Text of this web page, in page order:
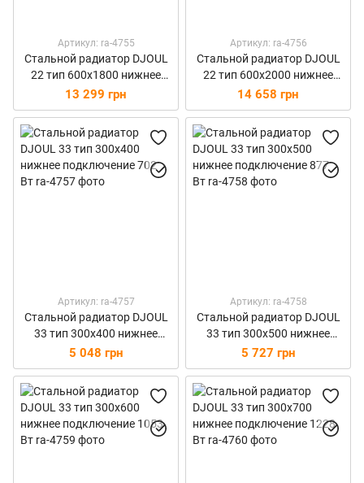
Артикул: ra-4755
Стальной радиатор DJOUL
22 тип 600х1800 нижнее
подключение 3974 Вт
13 299 грн
Артикул: ra-4756
Стальной радиатор DJOUL
22 тип 600х2000 нижнее
подключение 4415 Вт
14 658 грн
Артикул: ra-4757
Стальной радиатор DJOUL
33 тип 300х400 нижнее
подключение 702 Вт
5 048 грн
Артикул: ra-4758
Стальной радиатор DJOUL
33 тип 300х500 нижнее
подключение 877 Вт
5 727 грн